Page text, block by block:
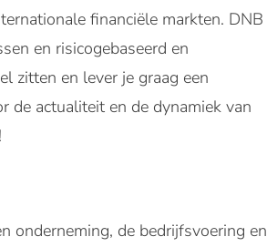
financiële markten. DNB
en risicogebaseerd en
zitten en lever je graag een
de actualiteit en de dynamiek van
onderneming, de bedrijfsvoering en